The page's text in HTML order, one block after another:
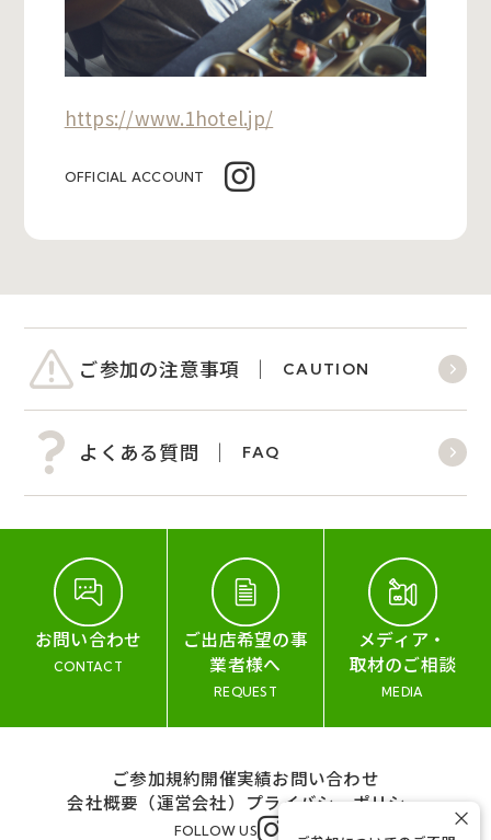
https://www.1hotel.jp/
OFFICIAL ACCOUNT
ご参加の注意事項 CAUTION
よくある質問 FAQ
お問い合わせ
CONTACT
ご出店希望の事
業者様へ
REQUEST
メディア・
取材のご相談
MEDIA
ご参加規約開催実績お問い合わせ
会社概要（運営会社） プライバシーポリシー
FOLLOW US ×